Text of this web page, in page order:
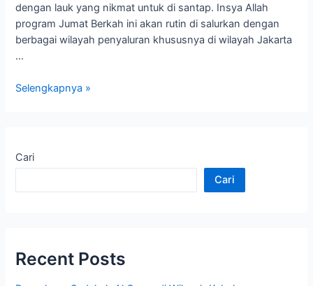
dengan lauk yang nikmat untuk di santap. Insya Allah
program Jumat Berkah ini akan rutin di salurkan dengan
berbagai wilayah penyaluran khususnya di wilayah Jakarta
…
Selengkapnya »
Cari
Cari
Recent Posts